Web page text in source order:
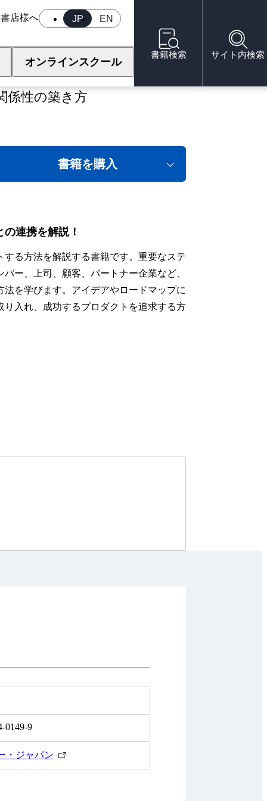
JP EN
書店様へ
オンラインスクール
書籍検索 サイト内検索
係性の築き方
書籍を購入
連携を解説！
る方法を解説する書籍です。重要なステ
ー、上司、顧客、パートナー企業など、
を学びます。アイデアやロードマップに
入れ、成功するプロダクトを追求する方
0149-9
・ジャパン
外
部